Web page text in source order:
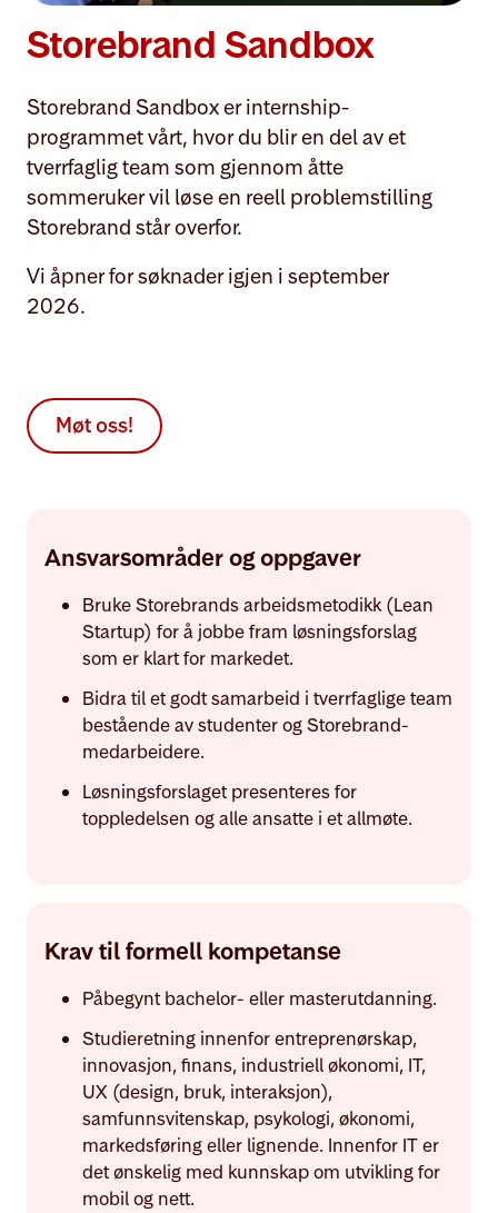
Storebrand Sandbox
Storebrand Sandbox er internship-
programmet vårt, hvor du blir en del av et
tverrfaglig team som gjennom åtte
sommeruker vil løse en reell problemstilling
Storebrand står overfor.
Vi åpner for søknader igjen i september
2026.
Møt oss!
Ansvarsområder og oppgaver
Bruke Storebrands arbeidsmetodikk (Lean
Startup) for å jobbe fram løsningsforslag
som er klart for markedet.
Bidra til et godt samarbeid i tverrfaglige team
bestående av studenter og Storebrand-
medarbeidere.
Løsningsforslaget presenteres for
toppledelsen og alle ansatte i et allmøte.
Krav til formell kompetanse
Påbegynt bachelor- eller masterutdanning.
Studieretning innenfor entreprenørskap,
innovasjon, finans, industriell økonomi, IT,
UX (design, bruk, interaksjon),
samfunnsvitenskap, psykologi, økonomi,
markedsføring eller lignende. Innenfor IT er
det ønskelig med kunnskap om utvikling for
mobil og nett.